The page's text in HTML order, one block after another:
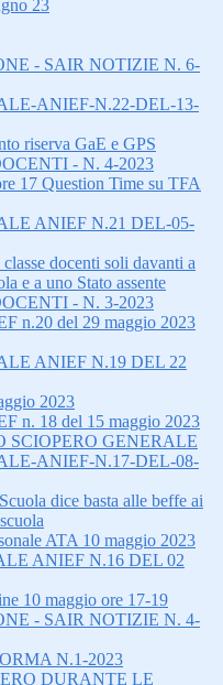
23
- SAIR NOTIZIE N. 6-
ANIEF-N.22-DEL-13-
riserva GaE e GPS
- N. 4-2023
17 Question Time su TFA
ANIEF N.21 DEL-05-
docenti soli davanti a
e a uno Stato assente
- N. 3-2023
n.20 del 29 maggio 2023
ANIEF N.19 DEL 22
2023
n. 18 del 15 maggio 2023
SCIOPERO GENERALE
ANIEF-N.17-DEL-08-
dice basta alle beffe ai
ATA 10 maggio 2023
ANIEF N.16 DEL 02
10 maggio ore 17-19
- SAIR NOTIZIE N. 4-
N.1-2023
DURANTE LE